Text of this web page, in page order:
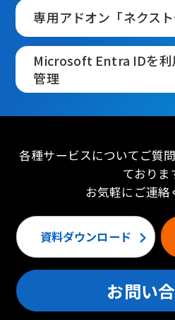
専用アドオン「ネクスト
Microsoft Entra IDを利
管理
各種サービスについてご質
ておりま
お気軽にご連絡
資料ダウンロード
お問い